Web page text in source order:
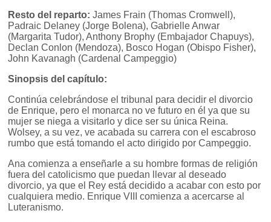
Resto del reparto: James Frain (Thomas Cromwell),
Padraic Delaney (Jorge Bolena), Gabrielle Anwar
(Margarita Tudor), Anthony Brophy (Embajador Chapuys),
Declan Conlon (Mendoza), Bosco Hogan (Obispo Fisher),
John Kavanagh (Cardenal Campeggio)
Sinopsis del capítulo:
Continúa celebrándose el tribunal para decidir el divorcio
de Enrique, pero el monarca no ve futuro en él ya que su
mujer se niega a visitarlo y dice ser su única Reina.
Wolsey, a su vez, ve acabada su carrera con el escabroso
rumbo que está tomando el acto dirigido por Campeggio.
Ana comienza a enseñarle a su hombre formas de religión
fuera del catolicismo que puedan llevar al deseado
divorcio, ya que el Rey está decidido a acabar con esto por
cualquiera medio. Enrique VIII comienza a acercarse al
Luteranismo.